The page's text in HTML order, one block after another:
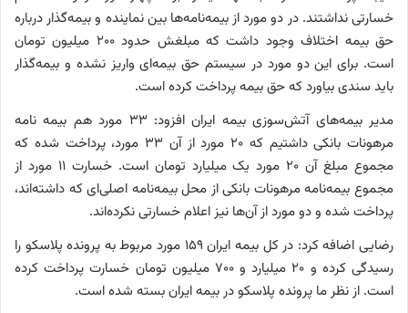
خسارتی نداشتند. در دو مورد از بیمه‌نامه‌ها بین نماینده و بیمه‌گذار درباره
حق بیمه اختلاف وجود داشت که مبلغش حدود ۲۰۰ میلیون تومان
است. برای این دو مورد در سیستم حق بیمه‌ای واریز نشده و بیمه‌گذار
باید سندی بیاورد که حق بیمه پرداخت کرده است.
مدیر بیمه‌های آتش‌سوزی بیمه ایران افزود: ۳۳ مورد هم بیمه نامه
مرهونات بانکی داشتیم که ۲۰ مورد از آن ۳۳ مورد، پرداخت شده که
مجموع مبلغ آن ۲۰ مورد یک میلیارد تومان است. خسارت ۱۱ مورد از
مجموع بیمه‌نامه مرهونات بانکی از محل بیمه‌نامه اصلی‌ای که داشته‌اند،
پرداخت شده و دو مورد از آن‌ها نیز اعلام خسارتی نکرده‌اند.
رضایی اضافه کرد: در کل بیمه ایران ۱۵۹ مورد مربوط به پرونده پلاسکو را
رسیدگی کرده و ۲۰ میلیارد و ۷۰۰ میلیون تومان خسارت پرداخت کرده
است. از نظر ما پرونده پلاسکو در بیمه ایران بسته شده است.